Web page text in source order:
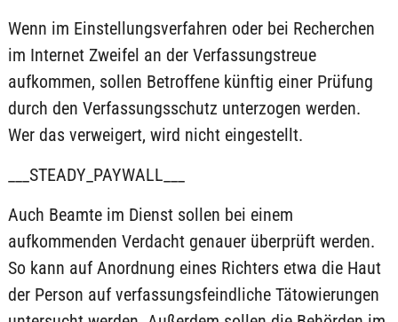
Wenn im Einstellungsverfahren oder bei Recherchen
im Internet Zweifel an der Verfassungstreue
aufkommen, sollen Betroffene künftig einer Prüfung
durch den Verfassungsschutz unterzogen werden.
Wer das verweigert, wird nicht eingestellt.
___STEADY_PAYWALL___
Auch Beamte im Dienst sollen bei einem
aufkommenden Verdacht genauer überprüft werden.
So kann auf Anordnung eines Richters etwa die Haut
der Person auf verfassungsfeindliche Tätowierungen